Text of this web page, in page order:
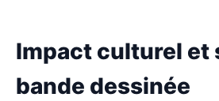
Impact culturel et
bande dessinée